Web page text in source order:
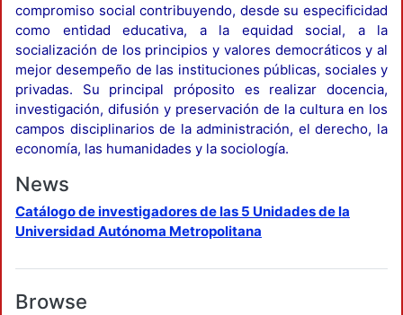
compromiso social contribuyendo, desde su especificidad
como entidad educativa, a la equidad social, a la
socialización de los principios y valores democráticos y al
mejor desempeño de las instituciones públicas, sociales y
privadas. Su principal próposito es realizar docencia,
investigación, difusión y preservación de la cultura en los
campos disciplinarios de la administración, el derecho, la
economía, las humanidades y la sociología.
News
Catálogo de investigadores de las 5 Unidades de la
Universidad Autónoma Metropolitana
Browse